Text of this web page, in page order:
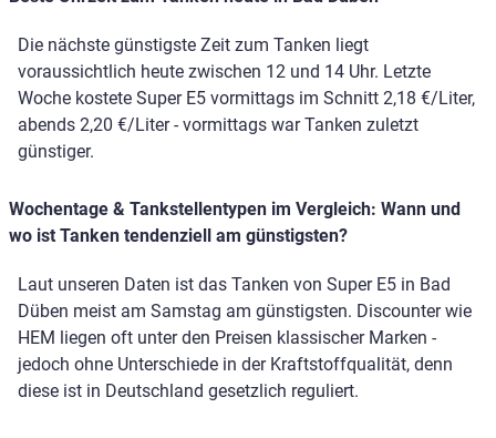
Die nächste günstigste Zeit zum Tanken liegt
voraussichtlich heute zwischen 12 und 14 Uhr. Letzte
Woche kostete Super E5 vormittags im Schnitt 2,18 €/Liter,
abends 2,20 €/Liter - vormittags war Tanken zuletzt
günstiger.
Wochentage & Tankstellentypen im Vergleich: Wann und
wo ist Tanken tendenziell am günstigsten?
Laut unseren Daten ist das Tanken von Super E5 in Bad
Düben meist am Samstag am günstigsten. Discounter wie
HEM liegen oft unter den Preisen klassischer Marken -
jedoch ohne Unterschiede in der Kraftstoffqualität, denn
diese ist in Deutschland gesetzlich reguliert.